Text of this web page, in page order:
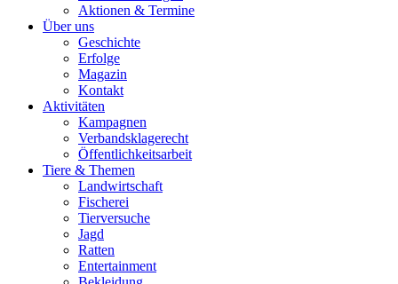
Aktionen & Termine
Über uns
Geschichte
Erfolge
Magazin
Kontakt
Aktivitäten
Kampagnen
Verbandsklagerecht
Öffentlichkeitsarbeit
Tiere & Themen
Landwirtschaft
Fischerei
Tierversuche
Jagd
Ratten
Entertainment